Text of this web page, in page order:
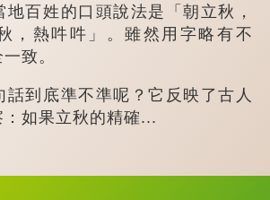
百姓的口頭說法是「朝立秋，
，熱吽吽」。雖然用字略有不
致。
到底準不準呢？它反映了古人
如果立秋的精確...